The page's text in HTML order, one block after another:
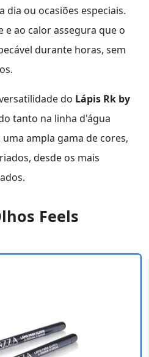
dia ou ocasiões especiais.
e ao calor assegura que o
durante horas, sem
do Lápis Rk by
tanto na linha d'água
ampla gama de cores,
desde os mais
Feels